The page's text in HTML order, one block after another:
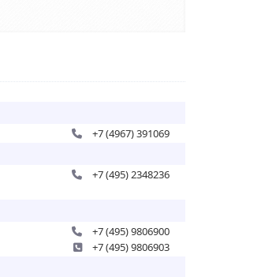
+7 (4967) 391069
+7 (495) 2348236
+7 (495) 9806900
+7 (495) 9806903